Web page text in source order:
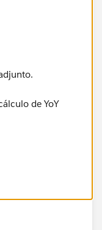
de YoY
marcar la